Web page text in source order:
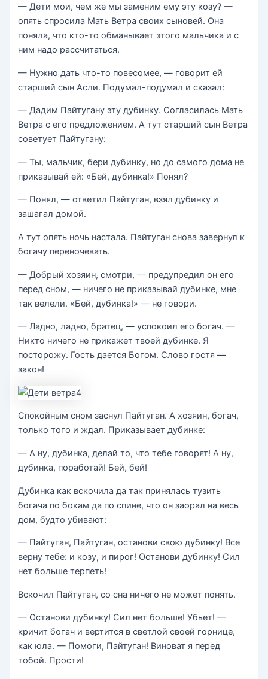
— Дети мои, чем же мы заменим ему эту козу? —
опять спросила Мать Ветра своих сыновей. Она
поняла, что кто-то обманывает этого мальчика и с
ним надо рассчитаться.
— Нужно дать что-то повесомее, — говорит ей
старший сын Асли. Подумал-подумал и сказал:
— Дадим Пайтугану эту дубинку. Согласилась Мать
Ветра с его предложением. А тут старший сын Ветра
советует Пайтугану:
— Ты, мальчик, бери дубинку, но до самого дома не
приказывай ей: «Бей, дубинка!» Понял?
— Понял, — ответил Пайтуган, взял дубинку и
зашагал домой.
А тут опять ночь настала. Пайтуган снова завернул к
богачу переночевать.
— Добрый хозяин, смотри, — предупредил он его
перед сном, — ничего не приказывай дубинке, мне
так велели. «Бей, дубинка!» — не говори.
— Ладно, ладно, братец, — успокоил его богач. —
Никто ничего не прикажет твоей дубинке. Я
посторожу. Гость дается Богом. Слово гостя —
закон!
Спокойным сном заснул Пайтуган. А хозяин, богач,
только того и ждал. Приказывает дубинке:
— А ну, дубинка, делай то, что тебе говорят! А ну,
дубинка, поработай! Бей, бей!
Дубинка как вскочила да так принялась тузить
богача по бокам да по спине, что он заорал на весь
дом, будто убивают:
— Пайтуган, Пайтуган, останови свою дубинку! Все
верну тебе: и козу, и пирог! Останови дубинку! Сил
нет больше терпеть!
Вскочил Пайтуган, со сна ничего не может понять.
— Останови дубинку! Сил нет больше! Убьет! —
кричит богач и вертится в светлой своей горнице,
как юла. — Помоги, Пайтуган! Виноват я перед
тобой. Прости!